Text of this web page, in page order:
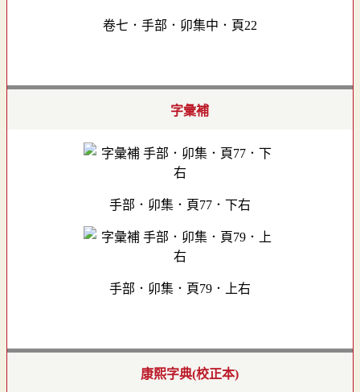
卷七．手部．卯集中．頁22
字彙補
手部．卯集．頁77．下右
手部．卯集．頁79．上右
康熙字典(校正本)